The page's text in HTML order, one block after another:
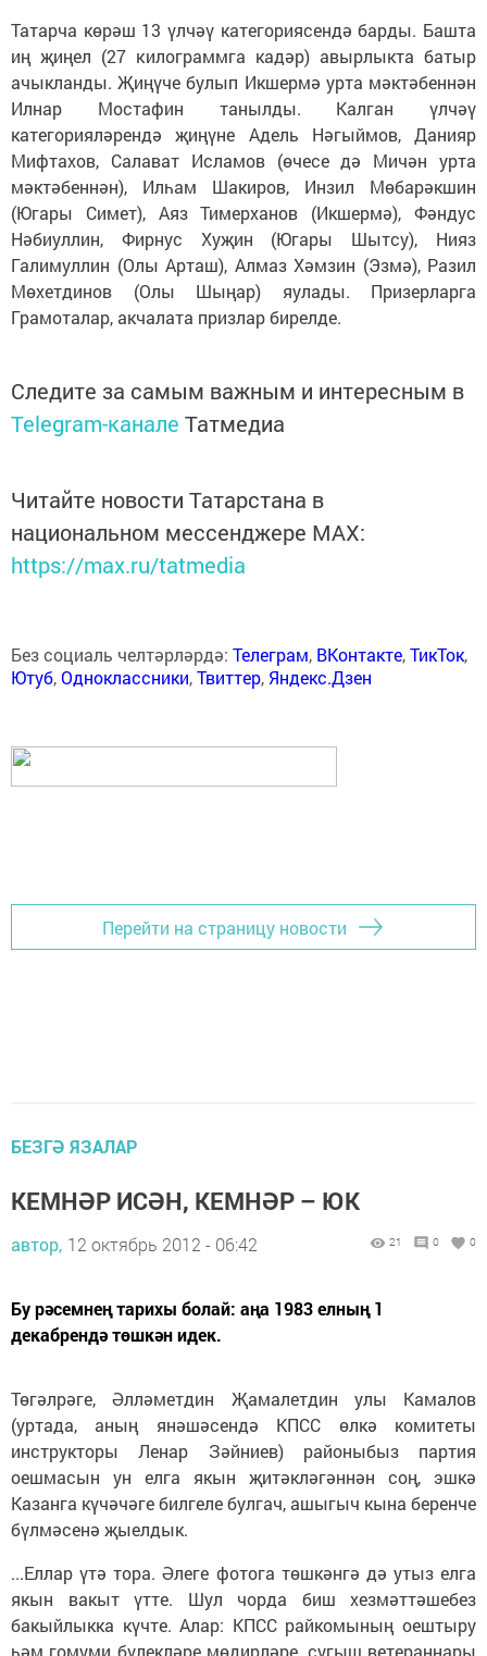
Татарча көрәш 13 үлчәү категориясендә барды. Башта
иң җиңел (27 килограммга кадәр) авырлыкта батыр
ачыкланды. Җиңүче булып Икшермә урта мәктәбеннән
Илнар Мостафин танылды. Калган үлчәү
категорияләрендә җиңүне Адель Нәгыймов, Данияр
Мифтахов, Салават Исламов (өчесе дә Мичән урта
мәктәбеннән), Илһам Шакиров, Инзил Мөбарәкшин
(Югары Симет), Аяз Тимерханов (Икшермә), Фәндус
Нәбиуллин, Фирнус Хуҗин (Югары Шытсу), Нияз
Галимуллин (Олы Арташ), Алмаз Хәмзин (Эзмә), Разил
Мөхетдинов (Олы Шыңар) яулады. Призерларга
Грамоталар, акчалата приз­лар бирелде.
Следите за самым важным и интересным в
Telegram-канале Татмедиа
Читайте новости Татарстана в
национальном мессенджере MАХ:
https://max.ru/tatmedia
Без социаль челтәрләрдә: Телеграм, ВКонтакте,ТикТок,
Ютуб,Одноклассники,Твиттер, Яндекс.Дзен
Перейти на страницу новости
БЕЗГӘ ЯЗАЛАР
КЕМНӘР ИСӘН, КЕМНӘР – ЮК
автор, 12 октябрь 2012 - 06:42 21 0 0
Бу рәсемнең тарихы болай: аңа 1983 елның 1
декабрендә төшкән идек.
Төгәлрәге, Әлләметдин Җамалетдин улы Камалов
(уртада, аның янәшәсендә КПСС өлкә комитеты
инструкторы Ленар Зәйниев) районыбыз партия
оешмасын ун елга якын җитәкләгәннән соң, эшкә
Казанга күчәчәге билгеле булгач, ашыгыч кына беренче
бүлмәсенә җыелдык.
...Еллар үтә тора. Әлеге фотога төшкәнгә дә утыз елга
якын вакыт үтте. Шул чорда биш хезмәттәшебез
бакыйлыкка күчте. Алар: КПСС райкомының оештыру